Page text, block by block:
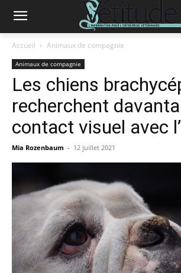
Accueil Animaux de compagnie
Animaux de compagnie
Les chiens
recherchent
contact visuel avec
Mia Rozenbaum - 12 juillet 2021